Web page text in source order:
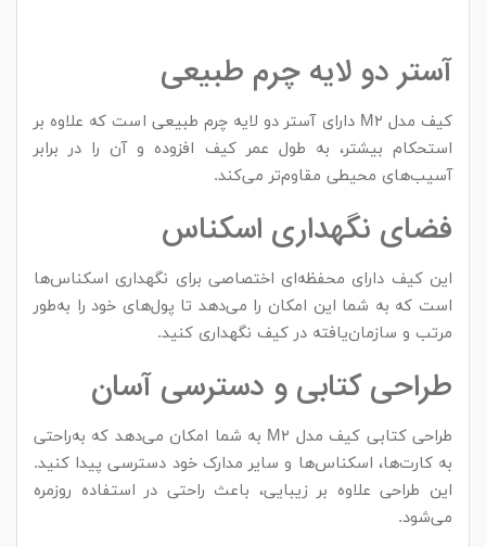
آستر دو لایه چرم طبیعی
کیف مدل M۲ دارای آستر دو لایه چرم طبیعی است که علاوه بر
استحکام بیشتر، به طول عمر کیف افزوده و آن را در برابر
آسیب‌های محیطی مقاوم‌تر می‌کند.
فضای نگهداری اسکناس
این کیف دارای محفظه‌ای اختصاصی برای نگهداری اسکناس‌ها
است که به شما این امکان را می‌دهد تا پول‌های خود را به‌طور
مرتب و سازمان‌یافته در کیف نگهداری کنید.
طراحی کتابی و دسترسی آسان
طراحی کتابی کیف مدل M۲ به شما امکان می‌دهد که به‌راحتی
به کارت‌ها، اسکناس‌ها و سایر مدارک خود دسترسی پیدا کنید.
این طراحی علاوه بر زیبایی، باعث راحتی در استفاده روزمره
می‌شود.